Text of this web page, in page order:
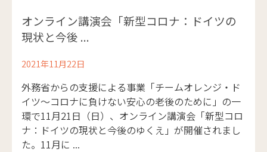
オンライン講演会「新型コロナ：ドイツの
現状と今後 ...
2021年11月22日
外務省からの支援による事業「チームオレンジ・ド
イツ～コロナに負けない安心の老後のために」の一
環で11月21日（日）、オンライン講演会「新型コロ
ナ：ドイツの現状と今後のゆくえ」が開催されまし
た。11月に ...